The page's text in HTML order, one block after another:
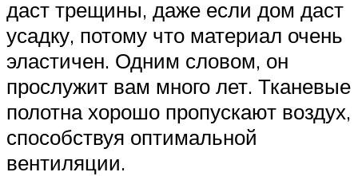
даст трещины, даже если дом даст
усадку, потому что материал очень
эластичен. Одним словом, он
прослужит вам много лет. Тканевые
полотна хорошо пропускают воздух,
способствуя оптимальной
вентиляции.